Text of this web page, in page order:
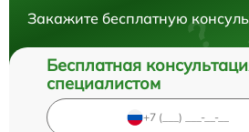
Закажите бесплатную
Бесплатная
специалистом